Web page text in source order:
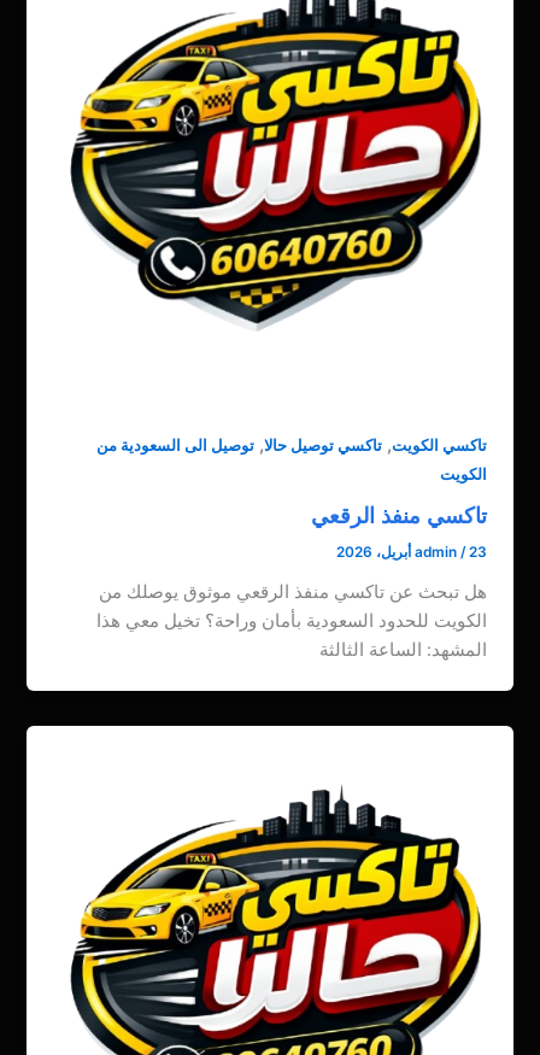
تاكسي الكويت,تاكسي توصيل حالا,توصيل الى السعودية من
الكويت
تاكسي منفذ الرقعي
admin /23 أبريل، 2026
هل تبحث عن تاكسي منفذ الرقعي موثوق يوصلك من
الكويت للحدود السعودية بأمان وراحة؟ تخيل معي هذا
المشهد: الساعة الثالثة